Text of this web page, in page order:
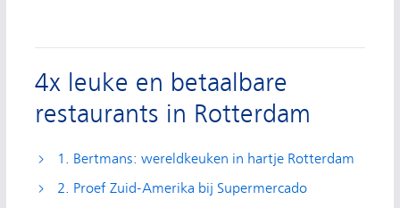
4x leuke en betaalbare
restaurants in Rotterdam
1. Bertmans: wereldkeuken in hartje Rotterdam
2. Proef Zuid-Amerika bij Supermercado